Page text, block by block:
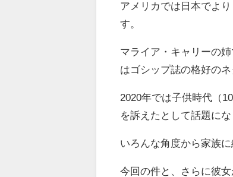
アメリカでは日本でよ
す。
マライア・キャリーの姉
はゴシップ誌の格好のネ
2020年では子供時代（
を訴えたとして話題にな
いろんな角度から家族
今回の件と、さらに彼